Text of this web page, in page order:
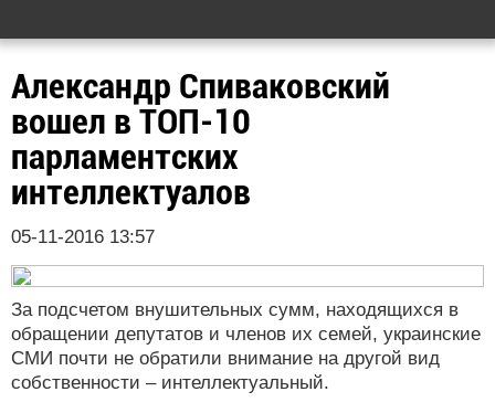
Александр Спиваковский
вошел в ТОП-10
парламентских
интеллектуалов
05-11-2016 13:57
За подсчетом внушительных сумм, находящихся в
обращении депутатов и членов их семей, украинские
СМИ почти не обратили внимание на другой вид
собственности – интеллектуальный.